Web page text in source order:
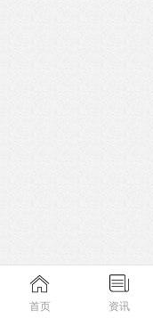
首页 资讯